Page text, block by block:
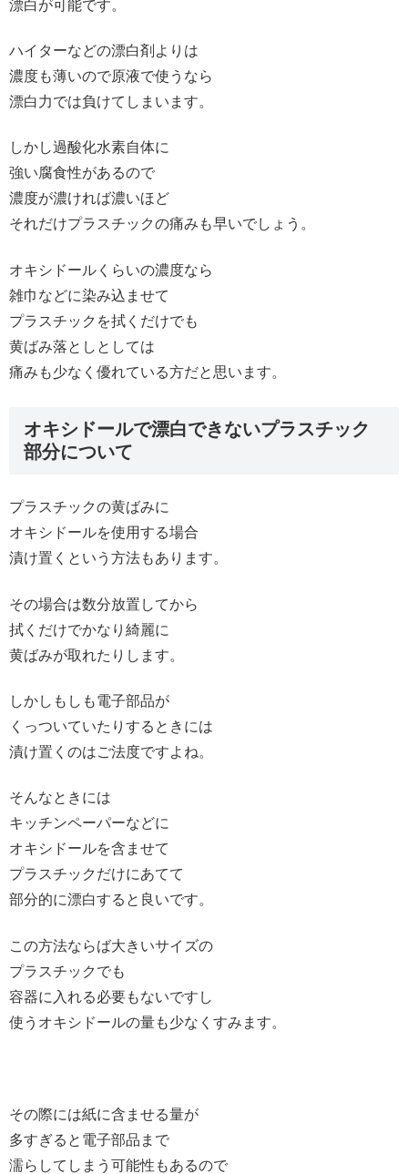
漂白が可能です。
ハイターなどの漂白剤よりは
濃度も薄いので原液で使うなら
漂白力では負けてしまいます。
しかし過酸化水素自体に
強い腐食性があるので
濃度が濃ければ濃いほど
それだけプラスチックの痛みも早いでしょう。
オキシドールくらいの濃度なら
雑巾などに染み込ませて
プラスチックを拭くだけでも
黄ばみ落としとしては
痛みも少なく優れている方だと思います。
オキシドールで漂白できないプラスチック
部分について
プラスチックの黄ばみに
オキシドールを使用する場合
漬け置くという方法もあります。
その場合は数分放置してから
拭くだけでかなり綺麗に
黄ばみが取れたりします。
しかしもしも電子部品が
くっついていたりするときには
漬け置くのはご法度ですよね。
そんなときには
キッチンペーパーなどに
オキシドールを含ませて
プラスチックだけにあてて
部分的に漂白すると良いです。
この方法ならば大きいサイズの
プラスチックでも
容器に入れる必要もないですし
使うオキシドールの量も少なくすみます。
その際には紙に含ませる量が
多すぎると電子部品まで
濡らしてしまう可能性もあるので